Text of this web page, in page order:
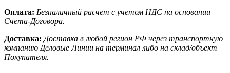
Оплата: Безналичный расчет с учетом НДС на основании
Счета-Договора.
Доставка: Доставка в любой регион РФ через транспортную
компанию Деловые Линии на терминал либо на склад/объект
Покупателя.